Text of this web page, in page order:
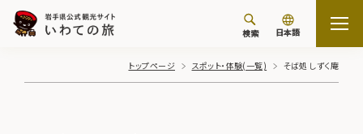
検索 日本語
トップページ スポット・体験(一覧) そば処 しずく庵